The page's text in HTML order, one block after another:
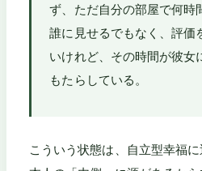
ず、ただ自分の部屋で何時
誰に見せるでもなく、評価
いけれど、その時間が彼女
もたらしている。
こういう状態は、自立型幸福に